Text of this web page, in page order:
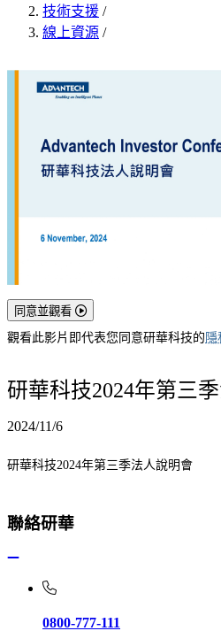
技術支援 /
線上資源 /
同意並觀看
觀看此影片即代表您同意研華科技的 隱
研華科技2024年第三
2024/11/6
研華科技2024年第三季法人說明會
聯絡研華
0800-777-111